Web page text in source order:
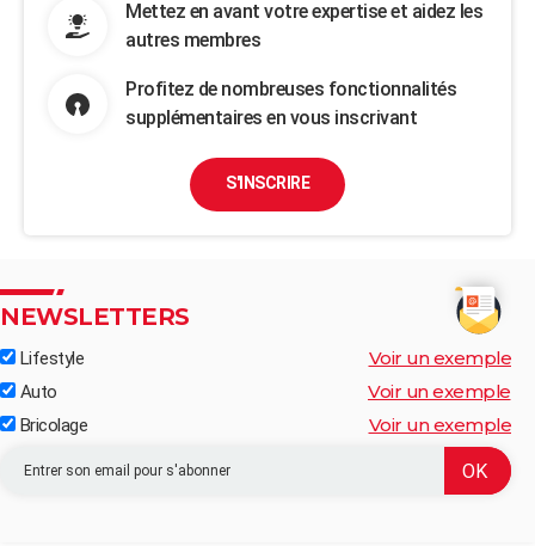
Mettez en avant votre expertise et aidez les
autres membres
Profitez de nombreuses fonctionnalités
supplémentaires en vous inscrivant
S'INSCRIRE
NEWSLETTERS
Lifestyle Voir un exemple
Auto Voir un exemple
Bricolage Voir un exemple